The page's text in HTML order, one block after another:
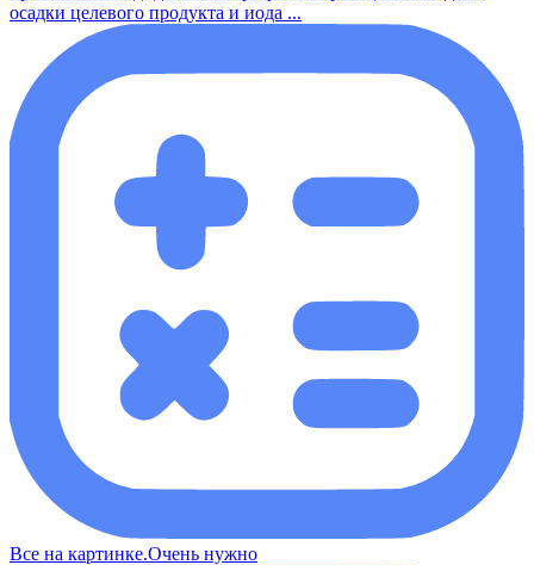
осадки целевого продукта и иода ...
Все на картинке.Очень нужно​